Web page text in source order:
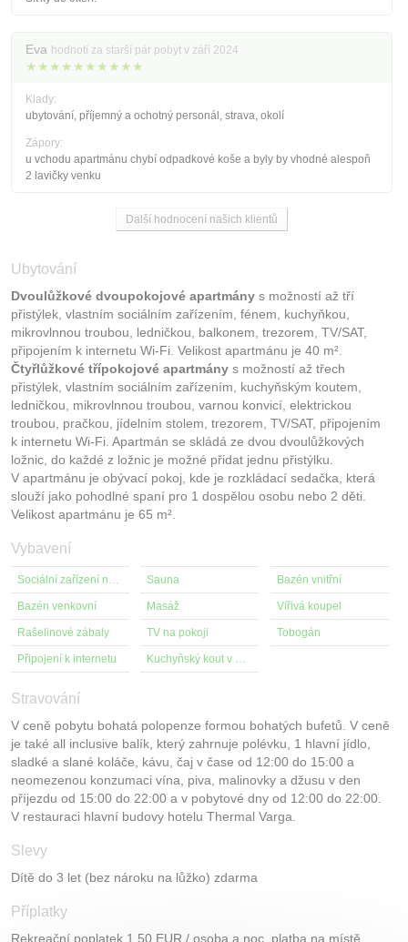
Eva hodnotí za starší pár pobyt v září 2024
★★★★★★★★★★
Klady:
ubytování, příjemný a ochotný personál, strava, okolí
Zápory:
u vchodu apartmánu chybí odpadkové koše a byly by vhodné alespoň
2 lavičky venku
Další hodnocení našich klientů
Ubytování
Dvoulůžkové dvoupokojové apartmány s možností až tří
přistýlek, vlastním sociálním zařízením, fénem, kuchyňkou,
mikrovlnnou troubou, ledničkou, balkonem, trezorem, TV/SAT,
připojením k internetu Wi-Fi. Velikost apartmánu je 40 m².
Čtyřlůžkové třípokojové apartmány s možností až třech
přistýlek, vlastním sociálním zařízením, kuchyňským koutem,
ledničkou, mikrovlnnou troubou, varnou konvicí, elektrickou
troubou, pračkou, jídelním stolem, trezorem, TV/SAT, připojením
k internetu Wi-Fi. Apartmán se skládá ze dvou dvoulůžkových
ložnic, do každé z ložnic je možné přidat jednu přistýlku.
V apartmánu je obývací pokoj, kde je rozkládací sedačka, která
slouží jako pohodlné spaní pro 1 dospělou osobu nebo 2 děti.
Velikost apartmánu je 65 m².
Vybavení
Sociální zařízení na pokoji Sauna Bazén vnitřní
Bazén venkovní Masáž Vířivá koupel
Rašelinové zábaly TV na pokoji Tobogán
Připojení k internetu Kuchyňský kout v pokoji
Stravování
V ceně pobytu bohatá polopenze formou bohatých bufetů. V ceně
je také all inclusive balík, který zahrnuje polévku, 1 hlavní jídlo,
sladké a slané koláče, kávu, čaj v čase od 12:00 do 15:00 a
neomezenou konzumaci vína, piva, malinovky a džusu v den
příjezdu od 15:00 do 22:00 a v pobytové dny od 12:00 do 22:00.
V restauraci hlavní budovy hotelu Thermal Varga.
Slevy
Dítě do 3 let (bez nároku na lůžko) zdarma
Příplatky
Rekreační poplatek 1,50 EUR / osoba a noc, platba na místě.